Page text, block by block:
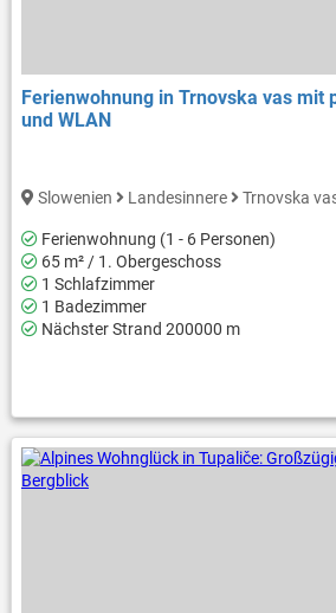
Ferienwohnung in Trnovska vas mit
und WLAN
Slowenien Landesinnere Trnovska
Ferienwohnung (1 - 6 Personen)
65 m² / 1. Obergeschoss
1 Schlafzimmer
1 Badezimmer
Nächster Strand 200000 m